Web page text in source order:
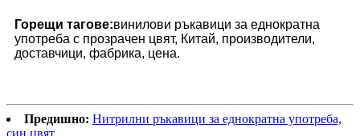
Горещи тагове:винилови ръкавици за еднократна
употреба с прозрачен цвят, Китай, производители,
доставчици, фабрика, цена.
Предишно: Нитрилни ръкавици за еднократна употреба,
син цвят